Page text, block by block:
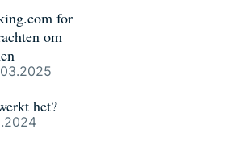
for
om
het?